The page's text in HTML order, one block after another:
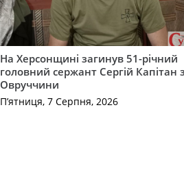
На Херсонщині загинув 51-річний
головний сержант Сергій Капітан з
Овруччини
П’ятниця, 7 Серпня, 2026